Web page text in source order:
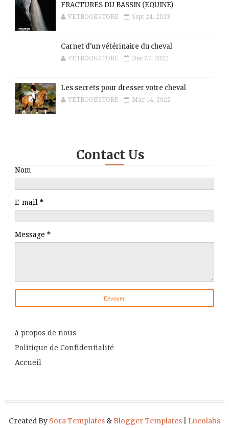
FRACTURES DU BASSIN (EQUINE)
VETBOOKSTORE Sept 24, 2023
Carnet d'un vétérinaire du cheval
VETBOOKSTORE Dec 07, 2022
Les secrets pour dresser votre cheval
VETBOOKSTORE Mar 14, 2022
Contact Us
Nom
E-mail *
Message *
à propos de nous
Politique de Confidentialité
Accueil
Created By Sora Templates&Blogger Templates| Lucolabs